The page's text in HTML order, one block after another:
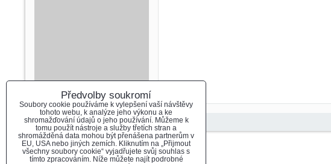
Předvolby soukromí Zásady ochrany soukromí
Předvolby soukromí
Soubory cookie používáme k vylepšení vaší návštěvy
tohoto webu, k analýze jeho výkonu a ke
shromažďování údajů o jeho používání. Můžeme k
tomu použít nástroje a služby třetích stran a
shromážděná data mohou být přenášena partnerům v
EU, USA nebo jiných zemích. Kliknutím na „Přijmout
všechny soubory cookie“ vyjadřujete svůj souhlas s
tímto zpracováním. Níže můžete najít podrobné